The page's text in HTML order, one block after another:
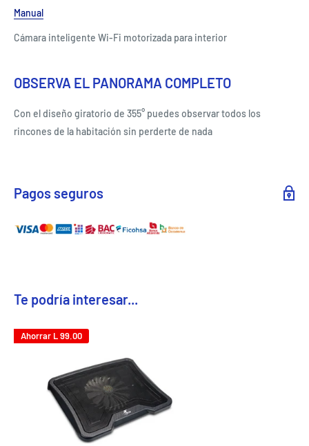
Manual
Cámara inteligente Wi-Fi motorizada para interior
OBSERVA EL PANORAMA COMPLETO
Con el diseño giratorio de 355° puedes observar todos los
rincones de la habitación sin perderte de nada
Pagos seguros
Te podría interesar...
Ahorrar L 99.00